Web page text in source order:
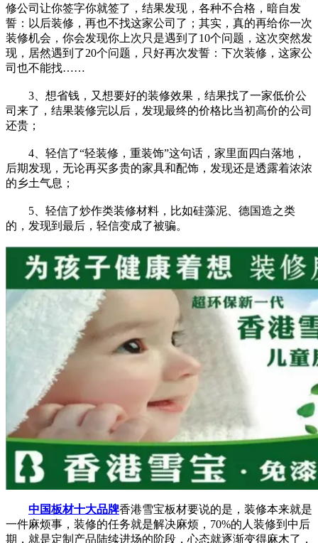
修公司让你签字你就签了，结果发现，各种不合格，暗自发
誓：以后装修，再也不找这家公司了；其实，真的再给你一次
装修机会，你会发现你上次只是遇到了10个问题，这次突然发
现，居然遇到了20个问题，只好再次发誓：下次装修，这家公
司也不能找……
3、想省钱，又想要好的装修效果，结果找了一家低价公
司来了，结果装修完以后，发现最终的价格比当初高价的公司
还贵；
4、轻信了“轻装修，重装饰”这句话，家里面四白落地，
后期发现，无论再买多贵的家具和配饰，发现还是透露着浓浓
的乡土气息；
5、轻信了炒作类装修材料，比如硅藻泥、德国造之类
的，发现到最后，轻信变成了被骗。
中国板材十大品牌香港雪宝板材要说的是，装修本来就是
一件麻烦事，装修的任务就是解决麻烦，70%的人装修到中后
期，就是定制产品陆续进场的阶段，心态就逐渐变得麻木了，